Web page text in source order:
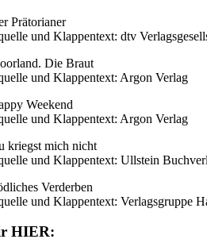
und Klappentext: dtv
und Klappentext: Argon Verlag
und Klappentext: Argon Verlag
und Klappentext: Ullstein
und Klappentext: Verlagsgruppe
HIER: